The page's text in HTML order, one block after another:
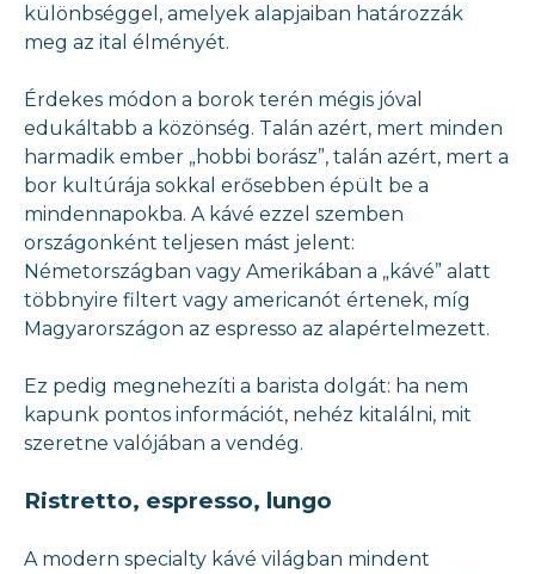
különbséggel, amelyek alapjaiban határozzák
meg az ital élményét.
Érdekes módon a borok terén mégis jóval
edukáltabb a közönség. Talán azért, mert minden
harmadik ember „hobbi borász”, talán azért, mert a
bor kultúrája sokkal erősebben épült be a
mindennapokba. A kávé ezzel szemben
országonként teljesen mást jelent:
Németországban vagy Amerikában a „kávé” alatt
többnyire filtert vagy americanót értenek, míg
Magyarországon az espresso az alapértelmezett.
Ez pedig megnehezíti a barista dolgát: ha nem
kapunk pontos információt, nehéz kitalálni, mit
szeretne valójában a vendég.
Ristretto, espresso, lungo
A modern specialty kávé világban mindent